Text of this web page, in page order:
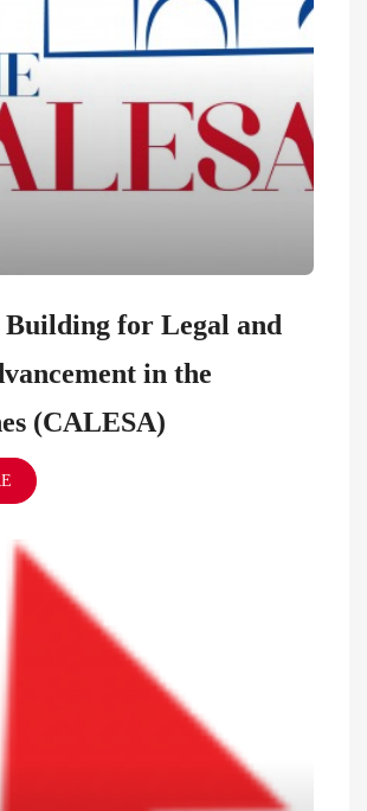
Building for Legal and
in the
(CALESA)